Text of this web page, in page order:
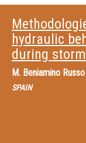
hydraulic
during
M. Beniamino Russo
SPAIN